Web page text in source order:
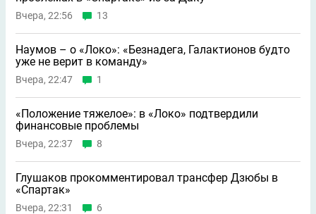
Вчера, 22:56 13
Наумов – о «Локо»: «Безнадега, Галактионов будто
уже не верит в команду»
Вчера, 22:47 1
«Положение тяжелое»: в «Локо» подтвердили
финансовые проблемы
Вчера, 22:37 8
Глушаков прокомментировал трансфер Дзюбы в
«Спартак»
Вчера, 22:31 6